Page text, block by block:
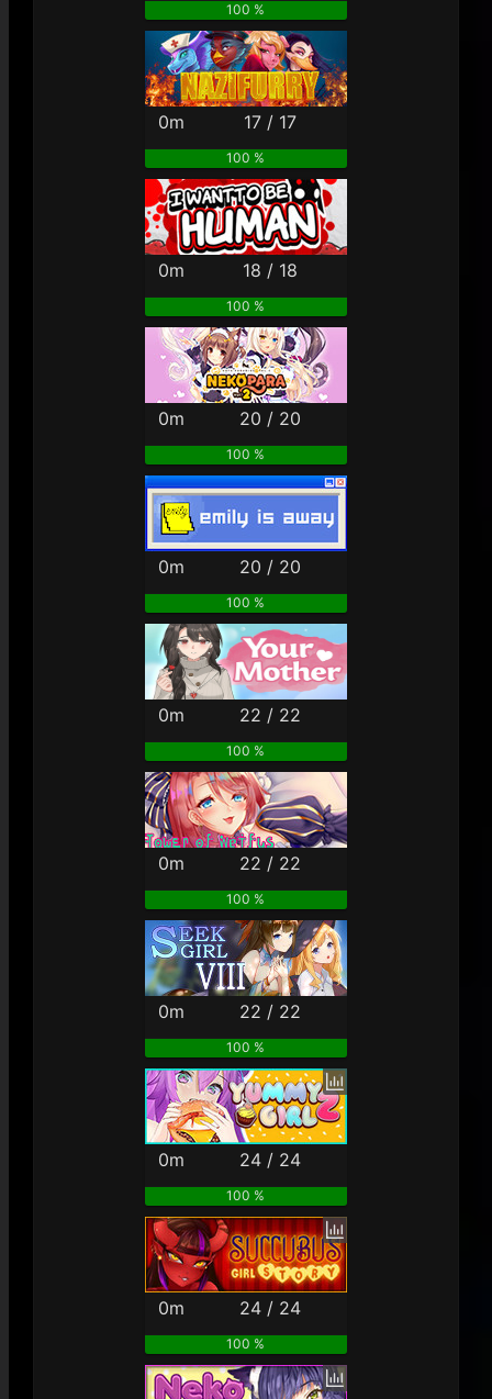
100 %
0m 17 / 17
100 %
0m 18 / 18
100 %
0m 20 / 20
100 %
0m 20 / 20
100 %
0m 22 / 22
100 %
0m 22 / 22
100 %
0m 22 / 22
100 %
0m 24 / 24
100 %
0m 24 / 24
100 %